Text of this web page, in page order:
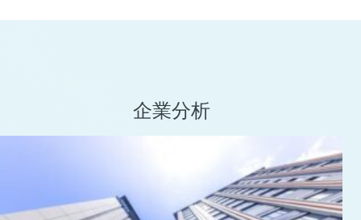
企業分析